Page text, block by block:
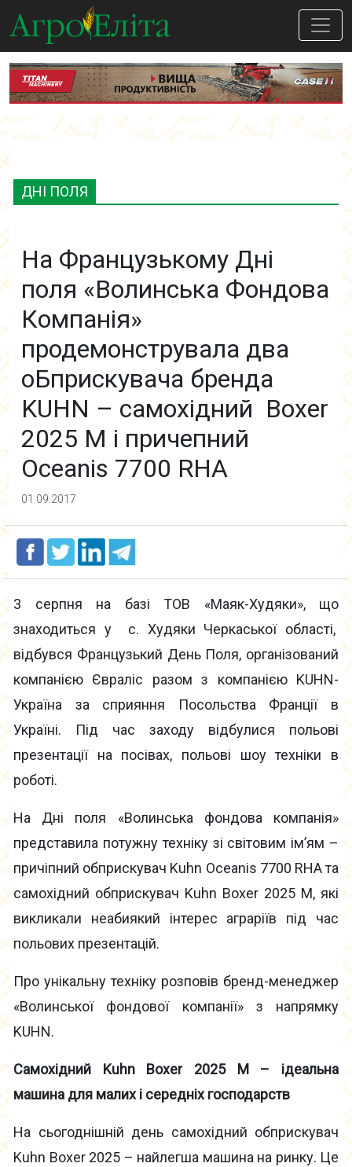
ДНІ ПОЛЯ
На Французькому Дні
поля «Волинська Фондова
Компанія»
продемонструвала два
оБприскувача бренда
KUHN – самохідний Boxer
2025 M і причепний
Oceanis 7700 RHA
01.09.2017
3 серпня на базі ТОВ «Маяк-Худяки», що
знаходиться у с. Худяки Черкаської області,
відбувся Французький День Поля, організований
компанією Євраліс разом з компанією KUHN-
Україна за сприяння Посольства Франції в
Україні. Під час заходу відбулися польові
презентації на посівах, польові шоу техніки в
роботі.
На Дні поля «Волинська фондова компанія»
представила потужну техніку зі світовим ім’ям –
причіпний обприскувач Kuhn Oceanis 7700 RHA та
самохідний обприскувач Kuhn Boxer 2025 M, які
викликали неабиякий інтерес аграріїв під час
польових презентацій.
Про унікальну техніку розповів бренд-менеджер
«Волинської фондової компанії» з напрямку
KUHN.
Самохідний Kuhn Boxer 2025 M – ідеальна
машина для малих і середніх господарств
На сьогоднішній день самохідний обприскувач
Kuhn Boxer 2025 – найлегша машина на ринку. Це